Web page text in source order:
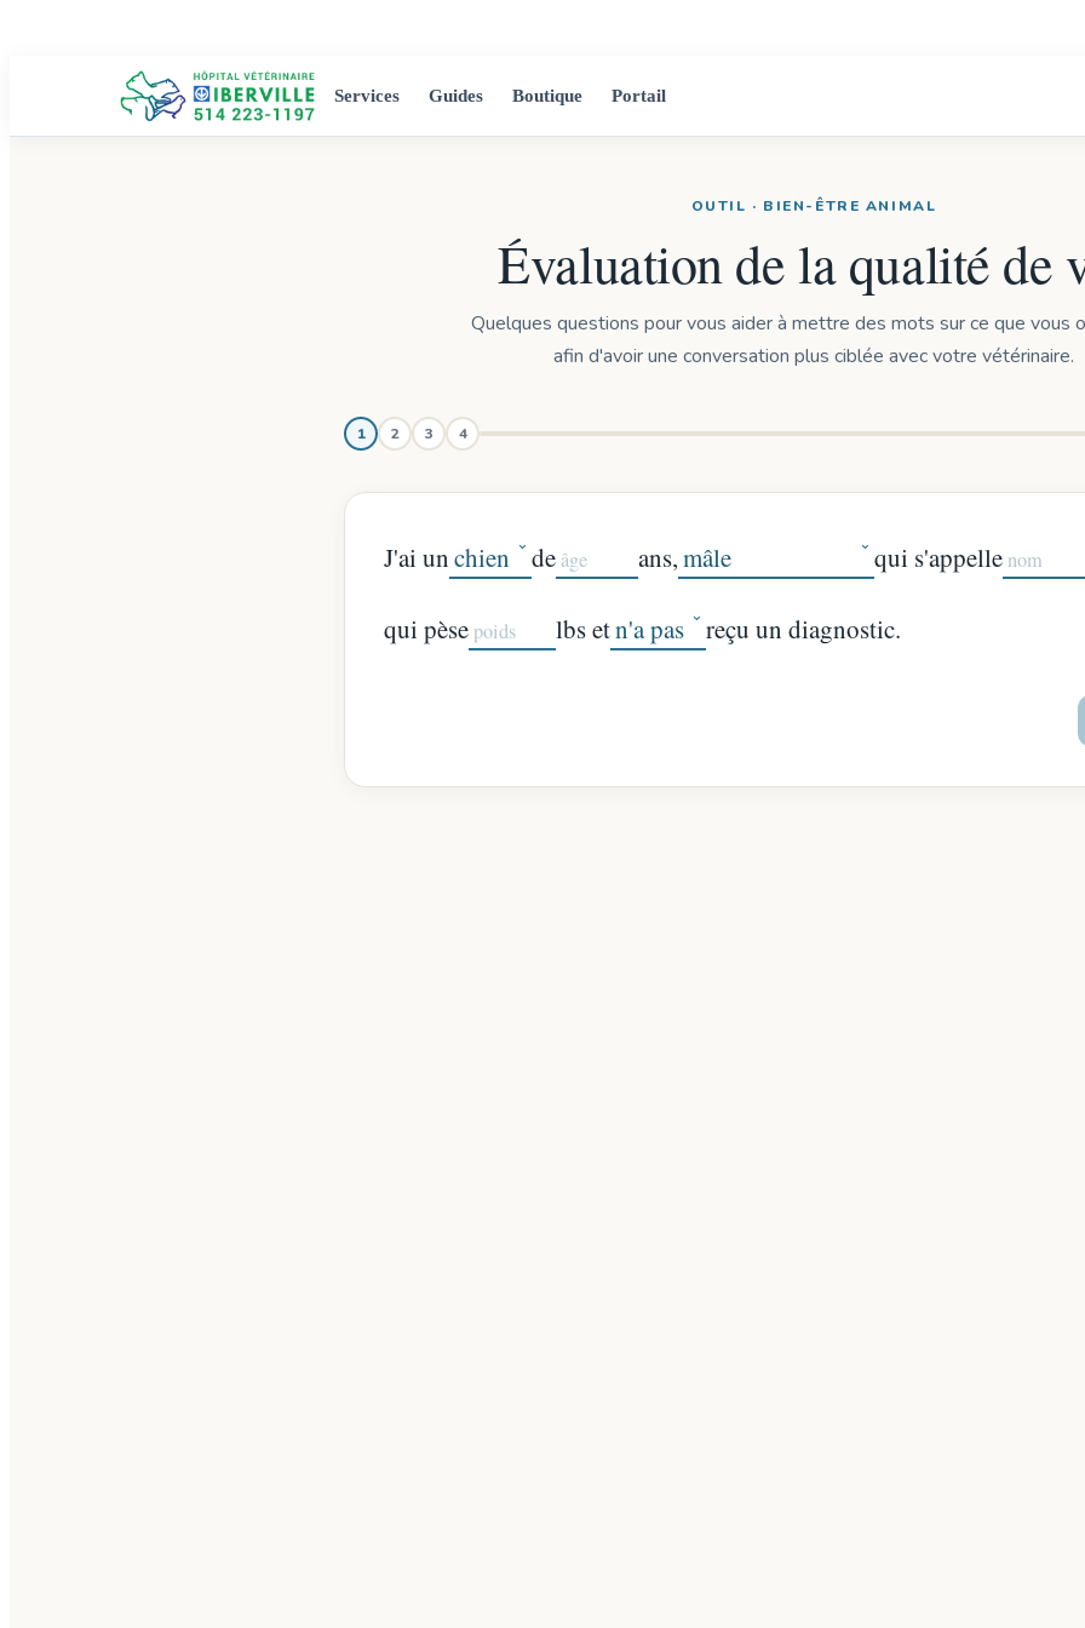
Services Guides Boutique Portail
OUTIL · BIEN-ÊTRE ANIMAL
Évaluation de la qualité de
Quelques questions pour vous aider à mettre des mots sur ce que vous
afin d'avoir une conversation plus ciblée avec votre vétérinaire.
1 2 3 4
J'ai un de ans, qui s'appelle
qui pèse lbs et reçu un diagnostic.